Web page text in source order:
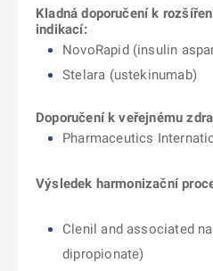
Kladná doporučení k
indikací:
NovoRapid (insulin
Stelara (ustekinumab)
Doporučení k veřejnému
Pharmaceutics
Výsledek harmonizační
Clenil and associated
dipropionate)